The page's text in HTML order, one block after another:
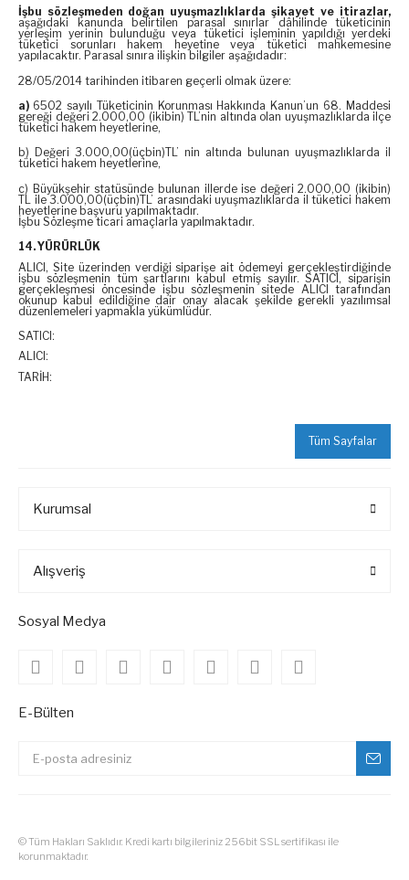
İşbu sözleşmeden doğan uyuşmazlıklarda şikayet ve itirazlar,
aşağıdaki kanunda belirtilen parasal sınırlar dâhilinde tüketicinin
yerleşim yerinin bulunduğu veya tüketici işleminin yapıldığı yerdeki
tüketici sorunları hakem heyetine veya tüketici mahkemesine
yapılacaktır. Parasal sınıra ilişkin bilgiler aşağıdadır:
28/05/2014 tarihinden itibaren geçerli olmak üzere:
a) 6502 sayılı Tüketicinin Korunması Hakkında Kanun’un 68. Maddesi
gereği değeri 2.000,00 (ikibin) TL’nin altında olan uyuşmazlıklarda ilçe
tüketici hakem heyetlerine,
b) Değeri 3.000,00(üçbin)TL’ nin altında bulunan uyuşmazlıklarda il
tüketici hakem heyetlerine,
c) Büyükşehir statüsünde bulunan illerde ise değeri 2.000,00 (ikibin)
TL ile 3.000,00(üçbin)TL’ arasındaki uyuşmazlıklarda il tüketici hakem
heyetlerine başvuru yapılmaktadır.
İşbu Sözleşme ticari amaçlarla yapılmaktadır.
14. YÜRÜRLÜK
ALICI, Site üzerinden verdiği siparişe ait ödemeyi gerçekleştirdiğinde
işbu sözleşmenin tüm şartlarını kabul etmiş sayılır. SATICI, siparişin
gerçekleşmesi öncesinde işbu sözleşmenin sitede ALICI tarafından
okunup kabul edildiğine dair onay alacak şekilde gerekli yazılımsal
düzenlemeleri yapmakla yükümlüdür.
SATICI:
ALICI:
TARİH:
Tüm Sayfalar
Kurumsal
Alışveriş
Sosyal Medya
E-Bülten
© Tüm Hakları Saklıdır. Kredi kartı bilgileriniz 256bit SSL sertifikası ile
korunmaktadır.